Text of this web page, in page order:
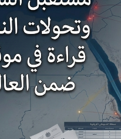
ترد على
وميرور بشأن
بمستشفى شرم
يعين
مديرًا
تنفيذيًا
مجلس
إدارة
منصة
الوفد
6 أغسطس، 2026